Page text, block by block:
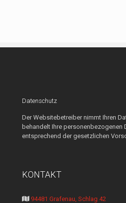
Datenschutz
Der Websitebetreiber nimmt Ihren
behandelt Ihre personenbezogenen
entsprechend der gesetzlichen
KONTAKT
94481 Grafenau, Schlag 42